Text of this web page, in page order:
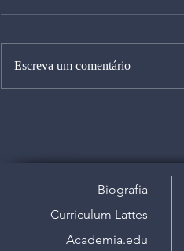
Escreva um comentário
Biografia
Curriculum Lattes
Academia.edu